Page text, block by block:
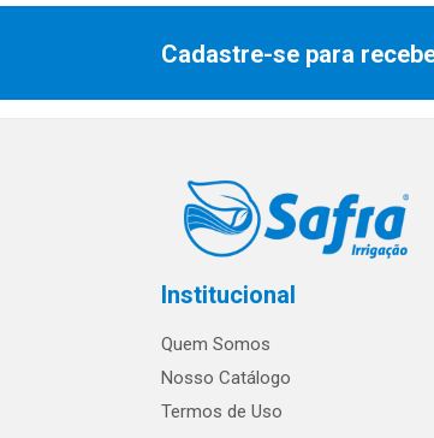
Cadastre-se para
Institucional
Quem Somos
Nosso Catálogo
Termos de Uso